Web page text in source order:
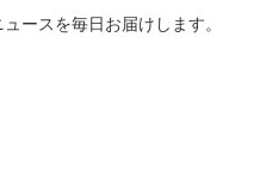
ースを毎日お届けします。